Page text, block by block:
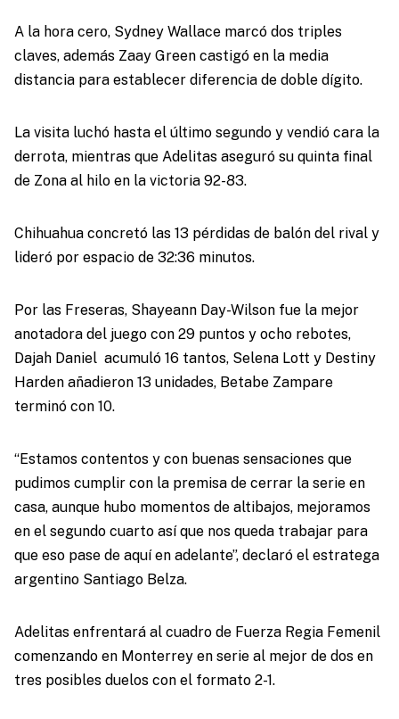
A la hora cero, Sydney Wallace marcó dos triples
claves, además Zaay Green castigó en la media
distancia para establecer diferencia de doble dígito.
La visita luchó hasta el último segundo y vendió cara la
derrota, mientras que Adelitas aseguró su quinta final
de Zona al hilo en la victoria 92-83.
Chihuahua concretó las 13 pérdidas de balón del rival y
lideró por espacio de 32:36 minutos.
Por las Freseras, Shayeann Day-Wilson fue la mejor
anotadora del juego con 29 puntos y ocho rebotes,
Dajah Daniel acumuló 16 tantos, Selena Lott y Destiny
Harden añadieron 13 unidades, Betabe Zampare
terminó con 10.
“Estamos contentos y con buenas sensaciones que
pudimos cumplir con la premisa de cerrar la serie en
casa, aunque hubo momentos de altibajos, mejoramos
en el segundo cuarto así que nos queda trabajar para
que eso pase de aquí en adelante”, declaró el estratega
argentino Santiago Belza.
Adelitas enfrentará al cuadro de Fuerza Regia Femenil
comenzando en Monterrey en serie al mejor de dos en
tres posibles duelos con el formato 2-1.